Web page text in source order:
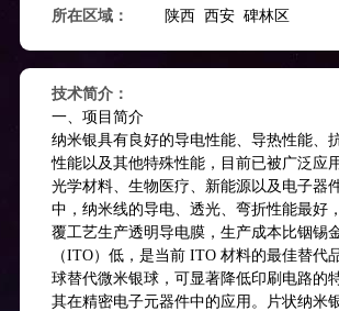
所在区域： 陕西 西安 碑林区
技术简介：
一、项目简介
纳米银具有良好的导电性能、导热性能、
性能以及其他特殊性能，目前已被广泛应
光学材料、生物医疗、新能源以及电子器
中，纳米线的导电、透光、弯折性能最好
覆工艺生产透明导电膜，生产成本比铟锡
（ITO）低，是当前 ITO 材料的最佳替代
球替代微米银球，可显著降低印刷电路的
其在精密电子元器件中的应用。片状纳米